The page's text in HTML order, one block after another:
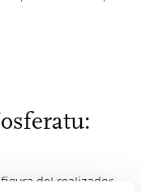
figura del realizador